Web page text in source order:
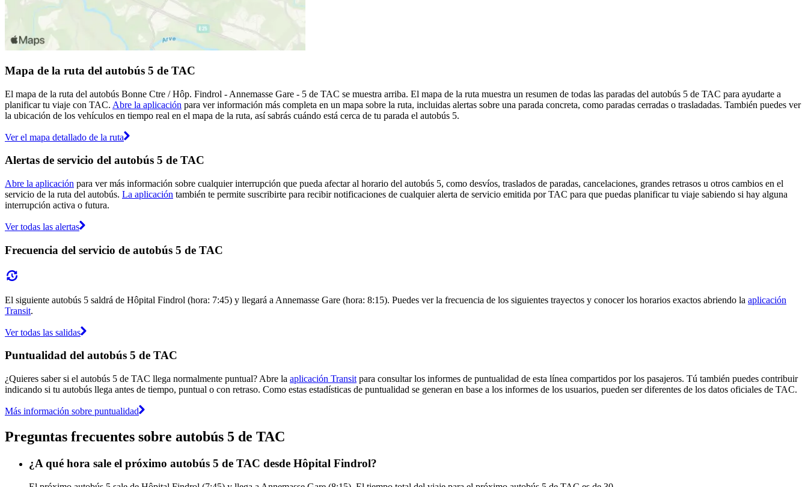
Mapa de la ruta del autobús 5 de TAC
El mapa de la ruta del autobús Bonne Ctre / Hôp. Findrol - Annemasse Gare - 5 de TAC se muestra arriba. El mapa de la ruta muestra un resumen de todas las paradas del autobús 5 de TAC para ayudarte a
planificar tu viaje con TAC. Abre la aplicación para ver información más completa en un mapa sobre la ruta, incluidas alertas sobre una parada concreta, como paradas cerradas o trasladadas. También puedes ver
la ubicación de los vehículos en tiempo real en el mapa de la ruta, así sabrás cuándo está cerca de tu parada el autobús 5.
Ver el mapa detallado de la ruta
Alertas de servicio del autobús 5 de TAC
Abre la aplicación para ver más información sobre cualquier interrupción que pueda afectar al horario del autobús 5, como desvíos, traslados de paradas, cancelaciones, grandes retrasos u otros cambios en el
servicio de la ruta del autobús. La aplicación también te permite suscribirte para recibir notificaciones de cualquier alerta de servicio emitida por TAC para que puedas planificar tu viaje sabiendo si hay alguna
interrupción activa o futura.
Ver todas las alertas
Frecuencia del servicio de autobús 5 de TAC
El siguiente autobús 5 saldrá de Hôpital Findrol (hora: 7:45) y llegará a Annemasse Gare (hora: 8:15). Puedes ver la frecuencia de los siguientes trayectos y conocer los horarios exactos abriendo la aplicación
Transit.
Ver todas las salidas
Puntualidad del autobús 5 de TAC
¿Quieres saber si el autobús 5 de TAC llega normalmente puntual? Abre la aplicación Transit para consultar los informes de puntualidad de esta línea compartidos por los pasajeros. Tú también puedes contribuir
indicando si tu autobús llega antes de tiempo, puntual o con retraso. Como estas estadísticas de puntualidad se generan en base a los informes de los usuarios, pueden ser diferentes de los datos oficiales de TAC.
Más información sobre puntualidad
Preguntas frecuentes sobre autobús 5 de TAC
¿A qué hora sale el próximo autobús 5 de TAC desde Hôpital Findrol?